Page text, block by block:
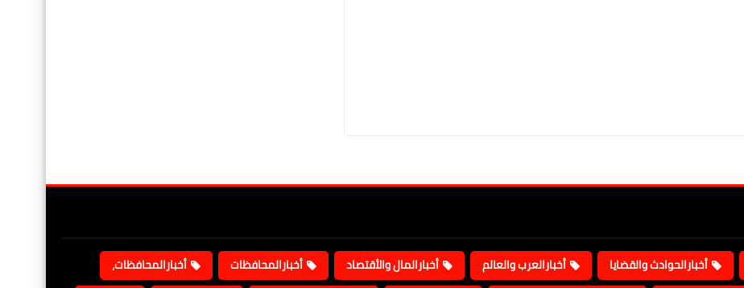
أخبارالحوادث والقضايا أخبارالعرب والعالم أخبارالمال والأقتصاد أخبارالمحافظات
أخبارالمحافظات،